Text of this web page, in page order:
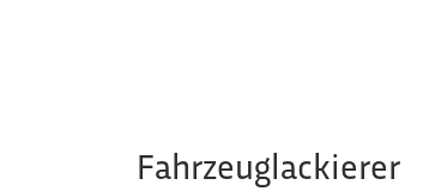
Fahrzeuglackierer